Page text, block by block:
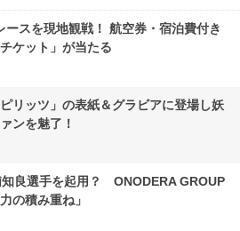
ースを現地観戦！ 航空券・宿泊費付き
ケット」が当たる
リッツ」の表紙＆グラビアに登場し妖
ンを魅了！
良選手を起用？ ONODERA GROUP
の積み重ね」